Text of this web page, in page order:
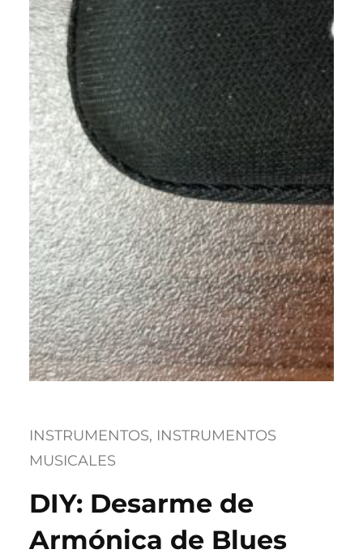
INSTRUMENTOS, INSTRUMENTOS
MUSICALES
DIY: Desarme de
Armónica de Blues